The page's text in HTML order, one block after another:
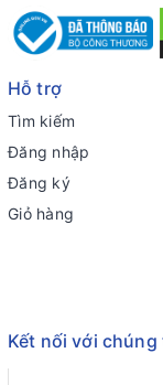
Hỗ trợ
Tìm kiếm
Đăng nhập
Đăng ký
Giỏ hàng
Kết nối với chúng